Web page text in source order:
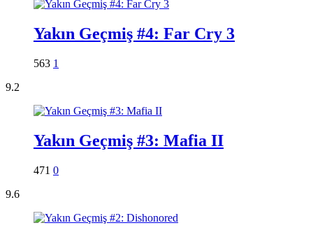
Yakın Geçmiş #4: Far Cry 3
563 1
9.2
Yakın Geçmiş #3: Mafia II
471 0
9.6